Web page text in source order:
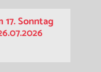
Sonntag